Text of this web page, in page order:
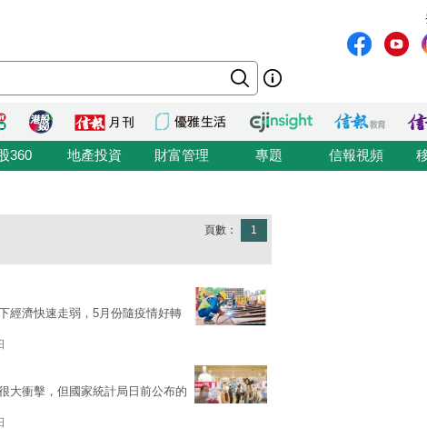
360 地產投資 財富管理 專題 信報視頻
頁數： 1
經濟快速走弱，5月份隨疫情好轉
大衝擊，但國家統計局日前公布的